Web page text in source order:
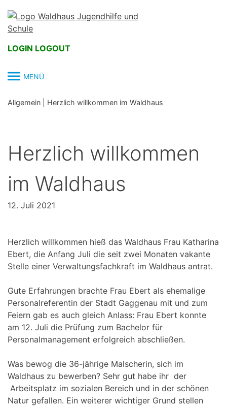
content
LOGIN LOGOUT
MENÜ
Allgemein Herzlich willkommen im Waldhaus
Herzlich willkommen
im Waldhaus
12. Juli 2021
Herzlich willkommen hieß das Waldhaus Frau Katharina
Ebert, die Anfang Juli die seit zwei Monaten vakante
Stelle einer Verwaltungsfachkraft im Waldhaus antrat.
Gute Erfahrungen brachte Frau Ebert als ehemalige
Personalreferentin der Stadt Gaggenau mit und zum
Feiern gab es auch gleich Anlass: Frau Ebert konnte
am 12. Juli die Prüfung zum Bachelor für
Personalmanagement erfolgreich abschließen.
Was bewog die 36-jährige Malscherin, sich im
Waldhaus zu bewerben? Sehr gut habe ihr der
Arbeitsplatz im sozialen Bereich und in der schönen
Natur gefallen. Ein weiterer wichtiger Grund stellen